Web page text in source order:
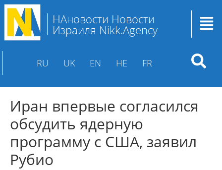
НАновости Новости
Израиля Nikk.Agency
RU UK EN HE FR
Иран впервые согласился
обсудить ядерную
программу с США, заявил
Рубио